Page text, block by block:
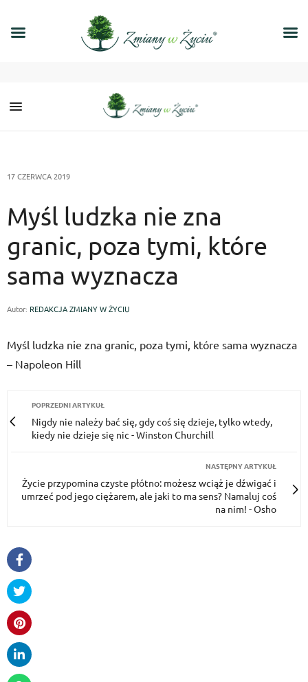
17 CZERWCA 2019
Myśl ludzka nie zna
granic, poza tymi, które
sama wyznacza
Autor: REDAKCJA ZMIANY W ŻYCIU
Myśl ludzka nie zna granic, poza tymi, które sama wyznacza
– Napoleon Hill
POPRZEDNI ARTYKUŁ
Nigdy nie należy bać się, gdy coś się dzieje, tylko wtedy,
kiedy nie dzieje się nic - Winston Churchill
NASTĘPNY ARTYKUŁ
Życie przypomina czyste płótno: możesz wciąż je dźwigać i
umrzeć pod jego ciężarem, ale jaki to ma sens? Namaluj coś
na nim! - Osho